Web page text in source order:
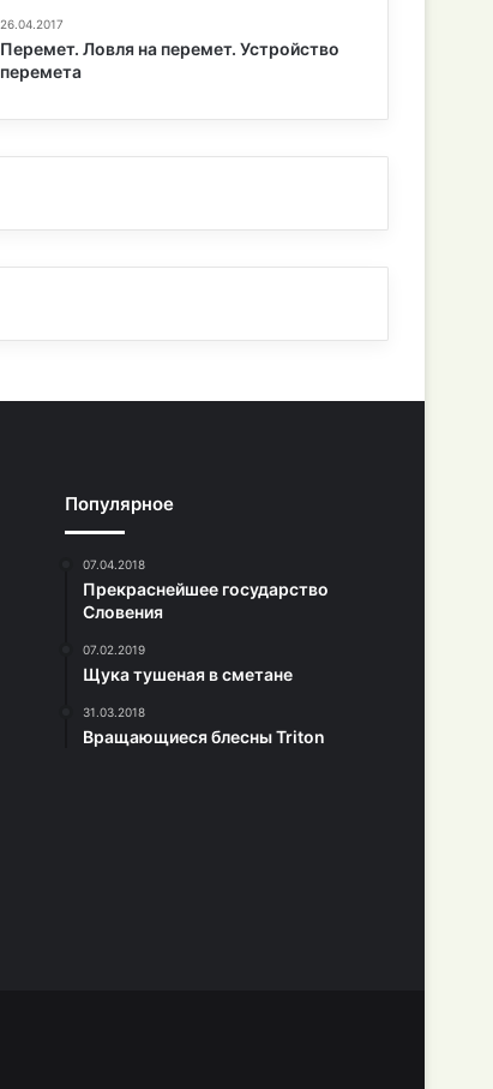
26.04.2017
Перемет. Ловля на перемет. Устройство
перемета
Популярное
07.04.2018
Прекраснейшее государство
Словения
07.02.2019
Щука тушеная в сметане
31.03.2018
Вращающиеся блесны Triton